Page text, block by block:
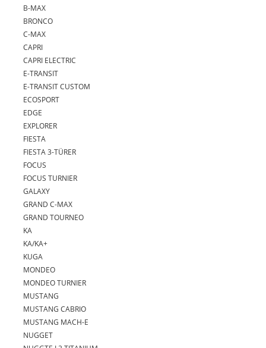
B-MAX
BRONCO
C-MAX
CAPRI
CAPRI ELECTRIC
E-TRANSIT
E-TRANSIT CUSTOM
ECOSPORT
EDGE
EXPLORER
FIESTA
FIESTA 3-TÜRER
FOCUS
FOCUS TURNIER
GALAXY
GRAND C-MAX
GRAND TOURNEO
KA
KA/KA+
KUGA
MONDEO
MONDEO TURNIER
MUSTANG
MUSTANG CABRIO
MUSTANG MACH-E
NUGGET